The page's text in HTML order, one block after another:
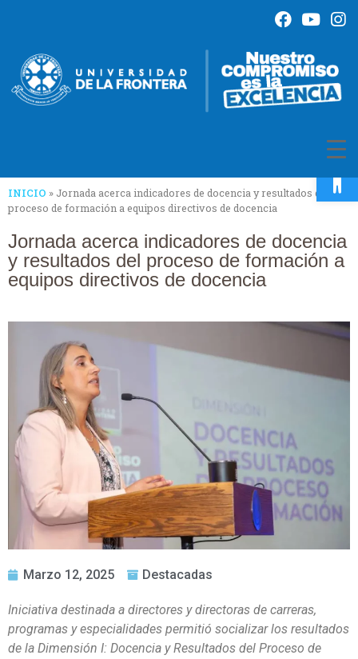
INICIO » Jornada acerca indicadores de docencia y resultados del
proceso de formación a equipos directivos de docencia
Jornada acerca indicadores de docencia
y resultados del proceso de formación a
equipos directivos de docencia
Marzo 12, 2025 Destacadas
Iniciativa destinada a directores y directoras de carreras,
programas y especialidades permitió socializar los resultados
de la Dimensión I: Docencia y Resultados del Proceso de